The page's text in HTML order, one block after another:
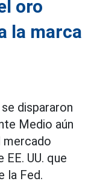
oro
la marca
se dispararon
Medio aún
mercado
UU. que
la Fed.